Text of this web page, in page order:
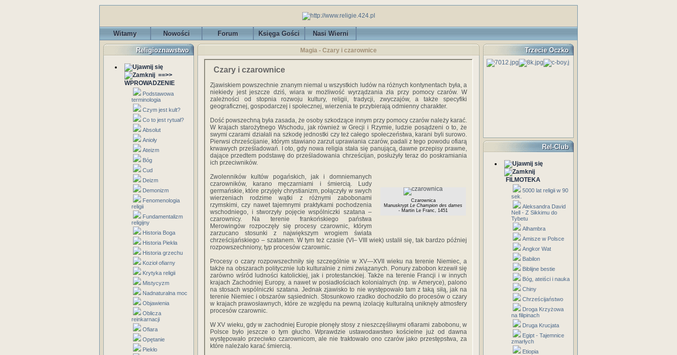
Witamy Nowości Forum Księga Gości Nasi Wierni
Religioznawstwo
==>>
WPROWADZENIE
Podstawowa
terminologia
Czym jest kult?
Co to jest rytuał?
Absolut
Anioły
Ateizm
Bóg
Cud
Deizm
Demonizm
Fenomenologia
religii
Fundamentalizm
religijny
Historia Boga
Historia Piekła
Historia grzechu
Kozioł ofiarny
Krytyka religii
Mistycyzm
Nadnaturalna moc
Objawienia
Oblicza
reinkarnacji
Ofiara
Opętanie
Piekło
Magia - Czary i czarownice
Czary i czarownice
Zjawiskiem powszechnie znanym niemal u wszystkich ludów na różnych kontynentach była, a
niekiedy jest jeszcze dziś, wiara w możliwość wyrządzania zła przy pomocy czarów. W
zależności od stopnia rozwoju kultury, religii, tradycji, zwyczajów, a także specyfiki
geograficznej, gospodarczej i społecznej, wierzenia te przybierają odmienny charakter.
Dość powszechną była zasada, że osoby szkodzące innym przy pomocy czarów należy karać.
W krajach starożytnego Wschodu, jak również w Grecji i Rzymie, ludzie posądzeni o to, że
swymi czarami działali na szkodę jednostki czy też całego społeczeństwa, karani byli surowo.
Pierwsi chrześcijanie, którym stawiano zarzut uprawiania czarów, padali z tego powodu ofiarą
krwawych prześladowań. I oto, gdy nowa religia stała się panującą, dawne przepisy prawne,
dające przedtem podstawę do prześladowania chrześcijan, posłużyły teraz do poskramiania
ich przeciwników.
Czarownica
Manuskrypt Le Champion des dames
- Martin Le Franc, 1451
Zwolenników kultów pogańskich, jak i domniemanych
czarowników, karano męczarniami i śmiercią. Ludy
germańskie, które przyjęły chrystianizm, połączyły w swych
wierzeniach rodzime wątki z różnymi zabobonami
rzymskimi, czy nawet tajemnymi praktykami pochodzenia
wschodniego, i stworzyły pojęcie wspólniczki szatana –
czarownicy. Na terenie frankońskiego państwa
Merowingów rozpoczęły się procesy czarownic, którym
zarzucano stosunki z największym wrogiem świata
chrześcijańskiego – szatanem. W tym też czasie (VI– VIII wiek) ustalił się, tak bardzo później
rozpowszechniony, typ procesów czarownic.
Procesy o czary rozpowszechniły się szczególnie w XV—XVII wieku na terenie Niemiec, a
także na obszarach politycznie lub kulturalnie z nimi związanych. Ponury zabobon krzewił się
zarówno wśród ludności katolickiej, jak i protestanckiej. Także na terenie Francji i w innych
krajach Zachodniej Europy, a nawet w posiadłościach kolonialnych (np. w Ameryce), palono
na stosach wspólniczki szatana. Jednak zjawisko to nie występowało tam z taką siłą, jak na
terenie Niemiec i obszarów sąsiednich. Stosunkowo rzadko dochodziło do procesów o czary
w krajach prawosławnych, które ze względu na pewną izolację kulturalną uniknęły atmosfery
procesów czarownic.
W XV wieku, gdy w zachodniej Europie płonęły stosy z nieszczęśliwymi ofiarami zabobonu, w
Polsce było jeszcze o tym głucho. Wprawdzie ustawodawstwo kościelne już od dawna
występowało przeciwko czarownicom, ale nie traktowało ono czarów jako przestępstwa, za
które należało karać śmiercią.
Trzecie Oczko
Rel-Club
FILMOTEKA
5000 lat religii w 90
sek.
Aleksandra David
Nell - Z Sikkimu do
Tybetu
Alhambra
Amisze w Polsce
Angkor Wat
Babilon
Biblijne bestie
Bóg, ateiści i nauka
Chiny
Chrześcijaństwo
Droga Krzyżowa
na filipinach
Druga Krucjata
Egipt - Tajemnice
zmarłych
Etiopia